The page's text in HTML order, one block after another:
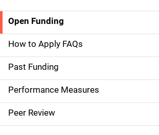
S
i
d
e
n
a
Open Funding
How to Apply FAQs
Past Funding
Performance Measures
Peer Review